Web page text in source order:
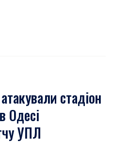
стадіон
Одесі
УПЛ